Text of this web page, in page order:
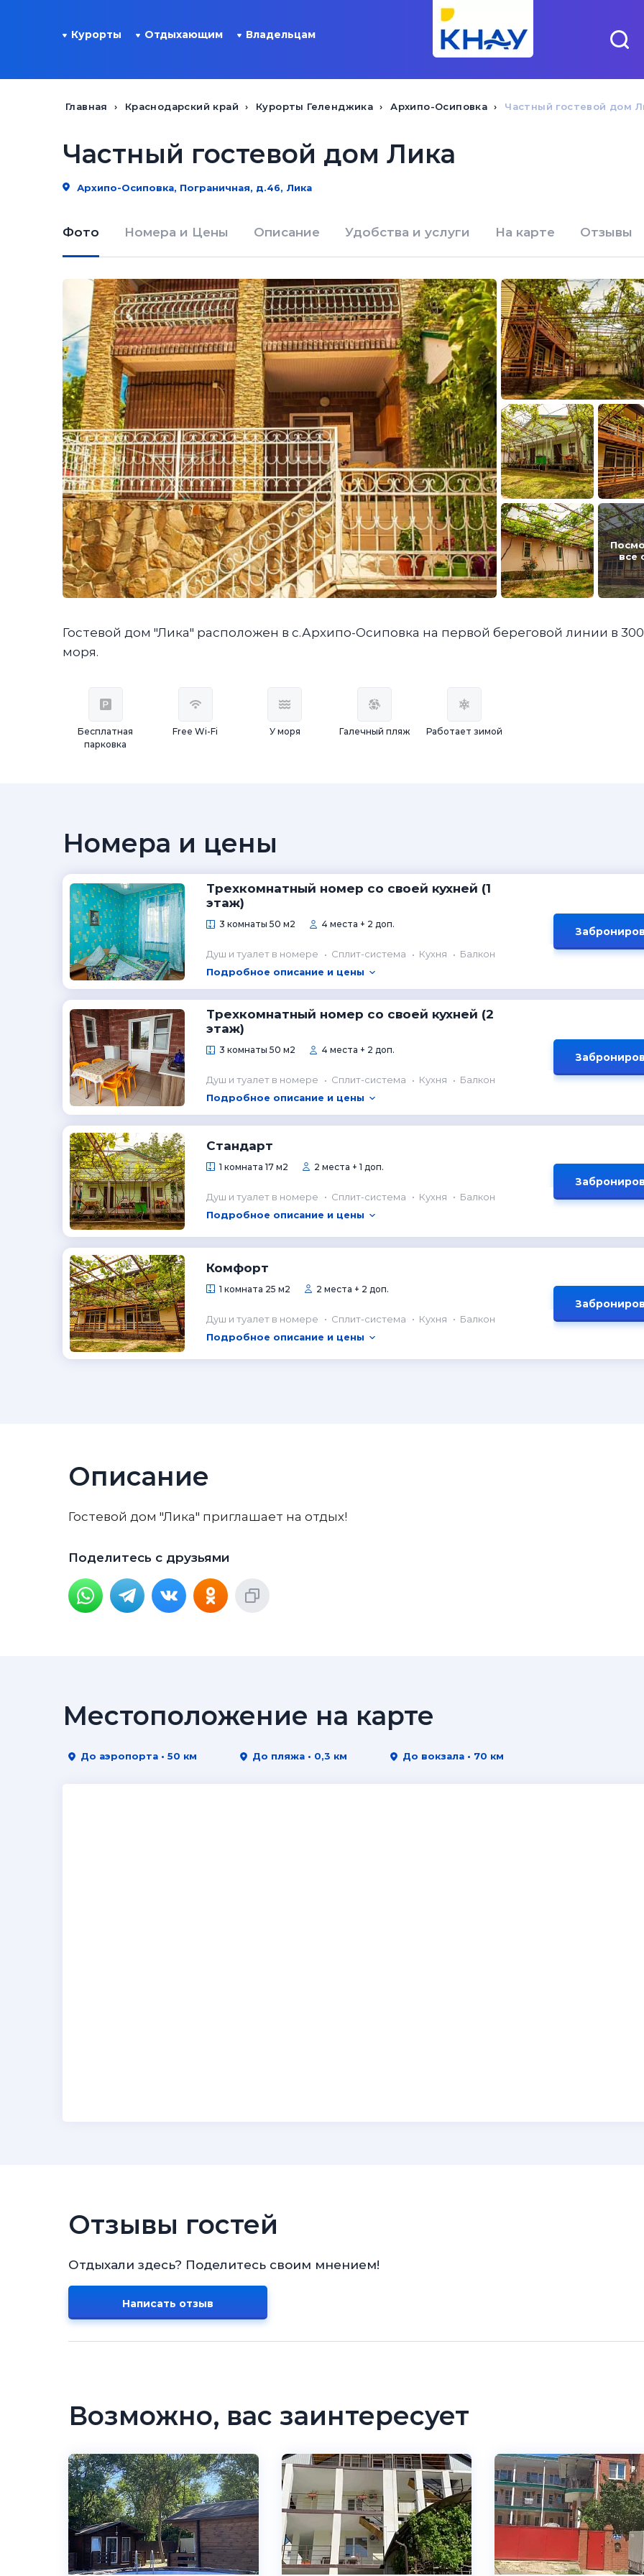
Курорты Отдыхающим Владельцам
Главная Краснодарский край Курорты Геленджика Архипо-Осиповка Частный гостевой дом
Частный гостевой дом Лика
Архипо-Осиповка, Пограничная, д.46, Лика
Фото Номера и Цены Описание Удобства и услуги На карте Отзывы
все
Гостевой дом "Лика" расположен в с.Архипо-Осиповка на первой береговой линии в
моря.
Бесплатная
парковка
Free Wi-Fi У моря Галечный пляж Работает зимой
Номера и цены
Трехкомнатный номер со своей кухней (1
этаж)
3 комнаты 50 м2 4 места + 2 доп.
Душ и туалет в номере Сплит-система Кухня
Балкон
Подробное описание и цены
Трехкомнатный номер со своей кухней (2
этаж)
3 комнаты 50 м2 4 места + 2 доп.
Душ и туалет в номере Сплит-система Кухня
Балкон
Подробное описание и цены
Стандарт
1 комната 17 м2 2 места + 1 доп.
Душ и туалет в номере Сплит-система Кухня
Балкон
Подробное описание и цены
Комфорт
1 комната 25 м2 2 места + 2 доп.
Душ и туалет в номере Сплит-система Кухня
Балкон
Подробное описание и цены
Описание
Гостевой дом "Лика" приглашает на отдых!
Поделитесь с друзьями
Местоположение на карте
До аэропорта • 50 км До пляжа • 0,3 км До вокзала • 70 км
Отзывы гостей
Отдыхали здесь? Поделитесь своим мнением!
Написать отзыв
Возможно, вас заинтересует